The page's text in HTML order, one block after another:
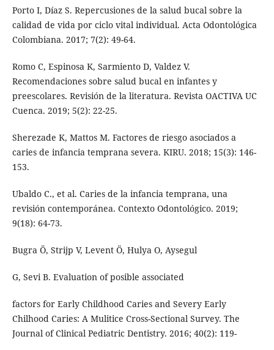
Porto I, Díaz S. Repercusiones de la salud bucal sobre la
calidad de vida por ciclo vital individual. Acta Odontológica
Colombiana. 2017; 7(2): 49-64.
Romo C, Espinosa K, Sarmiento D, Valdez V.
Recomendaciones sobre salud bucal en infantes y
preescolares. Revisión de la literatura. Revista OACTIVA UC
Cuenca. 2019; 5(2): 22-25.
Sherezade K, Mattos M. Factores de riesgo asociados a
caries de infancia temprana severa. KIRU. 2018; 15(3): 146-
153.
Ubaldo C., et al. Caries de la infancia temprana, una
revisión contemporánea. Contexto Odontológico. 2019;
9(18): 64-73.
Bugra Ö, Strijp V, Levent Ö, Hulya O, Aysegul
G, Sevi B. Evaluation of posible associated
factors for Early Childhood Caries and Severy Early
Chilhood Caries: A Mulitice Cross-Sectional Survey. The
Journal of Clinical Pediatric Dentistry. 2016; 40(2): 119-